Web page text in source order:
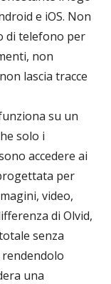
e iOS. Non
di telefono per
non
lascia tracce
su un
solo i
accedere ai
per
video,
di Olvid,
senza
una